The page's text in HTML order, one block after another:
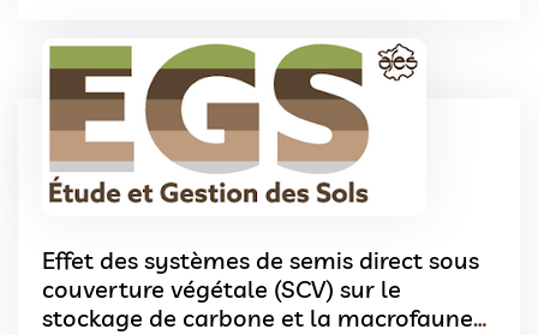
Effet des systèmes de semis direct sous
couverture végétale (SCV) sur le
stockage de carbone et la macrofaune